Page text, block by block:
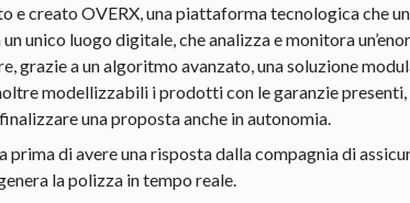
e creato OVERX, una piattaforma tecnologica che
unico luogo digitale, che analizza e monitora
grazie a un algoritmo avanzato, una soluzione
modellizzabili i prodotti con le garanzie presenti,
una proposta anche in autonomia.
prima di avere una risposta dalla compagnia di
la polizza in tempo reale.